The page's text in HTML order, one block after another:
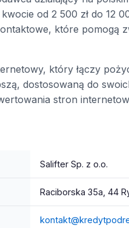
od 2 500 zł do 12
które pomogą
który łączy
dostosowaną do
stron
Salifter Sp. z o.o.
Raciborska 35a, 44